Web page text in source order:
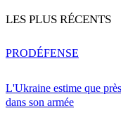
LES PLUS RÉCENTS
L'Ukraine estime que
dans son armée
PRODÉFENSE